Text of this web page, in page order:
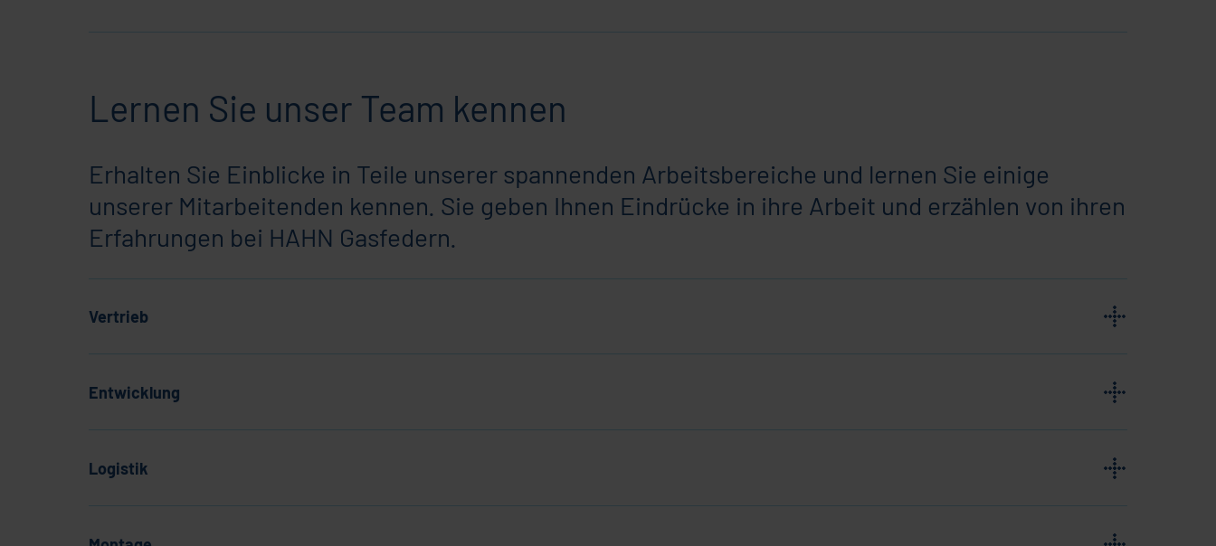
Lernen Sie unser Team kennen
Erhalten Sie Einblicke in Teile unserer spannenden Arbeitsbereiche und lernen Sie einige
unserer Mitarbeitenden kennen. Sie geben Ihnen Eindrücke in ihre Arbeit und erzählen von ihren
Erfahrungen bei HAHN Gasfedern.
Vertrieb
Entwicklung
Logistik